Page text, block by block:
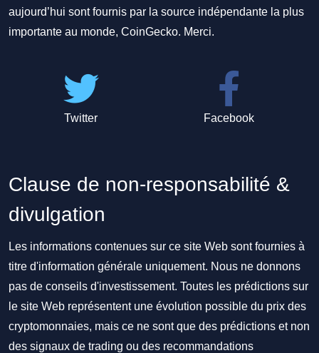
aujourd’hui sont fournis par la source indépendante la plus
importante au monde, CoinGecko. Merci.
Twitter Facebook
Clause de non-responsabilité &
divulgation
Les informations contenues sur ce site Web sont fournies à
titre d'information générale uniquement. Nous ne donnons
pas de conseils d'investissement. Toutes les prédictions sur
le site Web représentent une évolution possible du prix des
cryptomonnaies, mais ce ne sont que des prédictions et non
des signaux de trading ou des recommandations